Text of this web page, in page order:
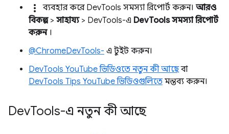
more_vert ব্যবহার করে DevTools সমস্যা রিপোর্ট করুন। আরও
বিকল্প> সাহায্য> DevTools-এ DevTools সমস্যা রিপোর্ট
করুন।
@ChromeDevTools- এ টুইট করুন।
DevTools YouTube ভিডিওতে নতুন কী আছেবা
DevTools Tips YouTube ভিডিওগুলিতে মন্তব্য করুন।
DevTools-এ নতুন কী আছে